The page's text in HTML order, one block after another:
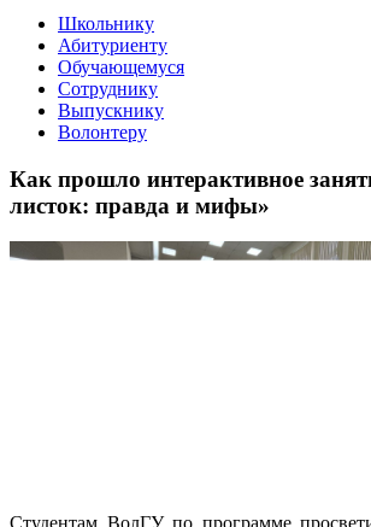
Школьнику
Абитуриенту
Обучающемуся
Сотруднику
Выпускнику
Волонтеру
Как прошло интерактивное
листок: правда и мифы»